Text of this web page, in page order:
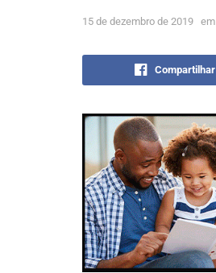
15 de dezembro de 2019 em
Compartilhar